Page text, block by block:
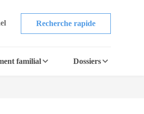
Recherche rapide
familial Dossiers